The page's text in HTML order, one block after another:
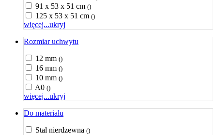
91 x 53 x 51 cm ()
125 x 53 x 51 cm ()
więcej...ukryj
Rozmiar uchwytu
12 mm ()
16 mm ()
10 mm ()
A0 ()
więcej...ukryj
Do materiału
Stal nierdzewna ()